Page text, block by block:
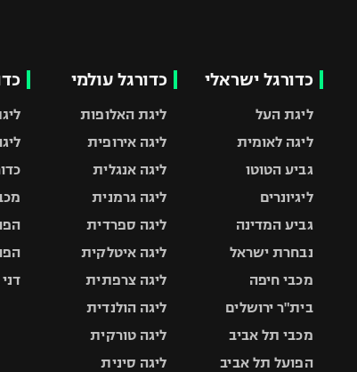
כדורגל ישראלי
ליגת העל
ליגה לאומית
גביע הטוטו
ליגיונרים
גביע המדינה
נבחרת ישראל
מכבי חיפה
בית"ר ירושלים
מכבי תל אביב
הפועל תל אביב
כדורגל עולמי
ליגת האלופות
ליגה אירופית
ליגה אנגלית
ליגה גרמנית
ליגה ספרדית
ליגה איטלקית
ליגה צרפתית
ליגה הולנדית
ליגה טורקית
ליגה סינית